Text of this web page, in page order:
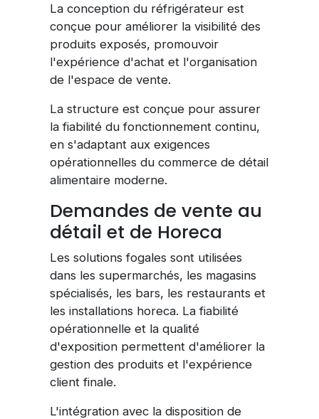
La conception du réfrigérateur est
conçue pour améliorer la visibilité des
produits exposés, promouvoir
l'expérience d'achat et l'organisation
de l'espace de vente.
La structure est conçue pour assurer
la fiabilité du fonctionnement continu,
en s'adaptant aux exigences
opérationnelles du commerce de détail
alimentaire moderne.
Demandes de vente au
détail et de Horeca
Les solutions fogales sont utilisées
dans les supermarchés, les magasins
spécialisés, les bars, les restaurants et
les installations horeca. La fiabilité
opérationnelle et la qualité
d'exposition permettent d'améliorer la
gestion des produits et l'expérience
client finale.
L'intégration avec la disposition de